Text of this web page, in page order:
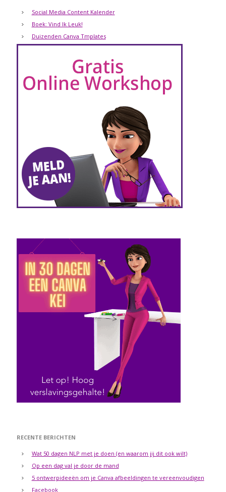
Social Media Content Kalender
Boek: Vind Ik Leuk!
Duizenden Canva Tmplates
RECENTE BERICHTEN
Wat 50 dagen NLP met je doen (en waarom jij dit ook wilt)
Op een dag val je door de mand
5 ontwerpideeën om je Canva afbeeldingen te vereenvoudigen
Facebook